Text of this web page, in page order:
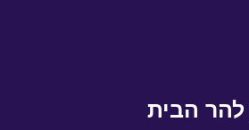
להר הבית